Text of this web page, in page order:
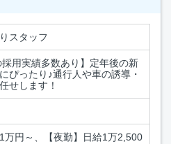
スタッフ
採用実績多数あり】定年後の新
ぴったり♪通行人や車の誘導・
せします！
1万円～、【夜勤】日給1万2,500